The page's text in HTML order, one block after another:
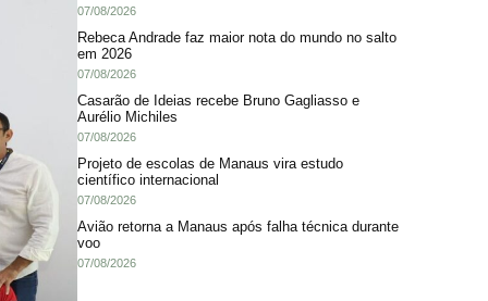
07/08/2026
Rebeca Andrade faz maior nota do mundo no salto
em 2026
07/08/2026
Casarão de Ideias recebe Bruno Gagliasso e
Aurélio Michiles
07/08/2026
Projeto de escolas de Manaus vira estudo
científico internacional
07/08/2026
Avião retorna a Manaus após falha técnica durante
voo
07/08/2026